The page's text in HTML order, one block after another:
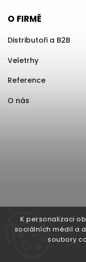
K personalizaci
sociálních médií a
soubory
O FIRMĚ
Distributoři a B2B
Veletrhy
Reference
O nás